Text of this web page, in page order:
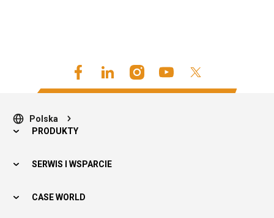
Polska
PRODUKTY
SERWIS I WSPARCIE
CASE WORLD